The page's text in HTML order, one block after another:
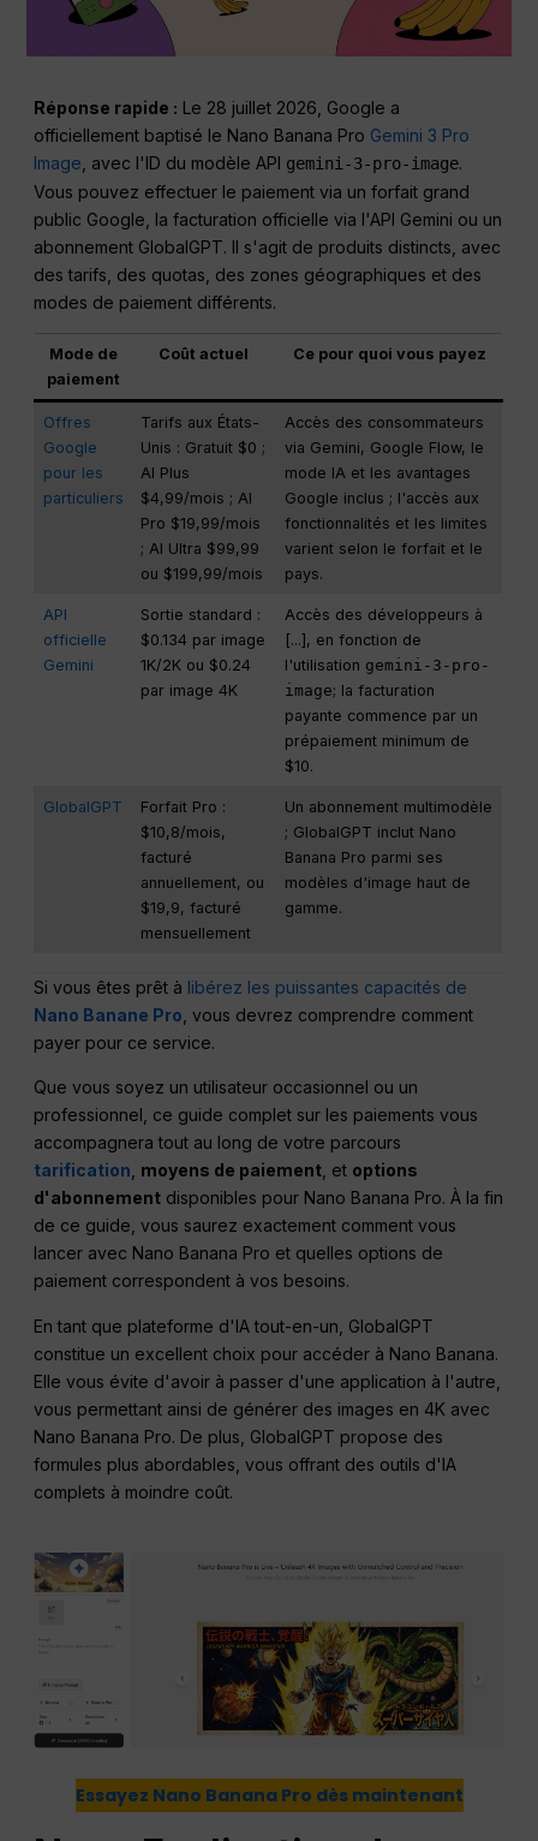
Réponse rapide : Le 28 juillet 2026, Google a
officiellement baptisé le Nano Banana Pro Gemini 3 Pro
Image , avec l'ID du modèle API gemini-3-pro-image.
Vous pouvez effectuer le paiement via un forfait grand
public Google, la facturation officielle via l'API Gemini ou un
abonnement GlobalGPT. Il s'agit de produits distincts, avec
des tarifs, des quotas, des zones géographiques et des
modes de paiement différents.
Mode de
paiement
Coût actuel Ce pour quoi vous payez
Offres
Google
pour les
particuliers
Tarifs aux États-
Unis : Gratuit $0 ;
AI Plus
$4,99/mois ; AI
Pro $19,99/mois
; AI Ultra $99,99
ou $199,99/mois
Accès des consommateurs
via Gemini, Google Flow, le
mode IA et les avantages
Google inclus ; l'accès aux
fonctionnalités et les limites
varient selon le forfait et le
pays.
API
officielle
Gemini
Sortie standard :
$0.134 par image
1K/2K ou $0.24
par image 4K
Accès des développeurs à
[...], en fonction de
l'utilisation gemini-3-pro-
image; la facturation
payante commence par un
prépaiement minimum de
$10.
GlobalGPT
Forfait Pro :
$10,8/mois,
facturé
annuellement, ou
$19,9, facturé
mensuellement
Un abonnement multimodèle
; GlobalGPT inclut Nano
Banana Pro parmi ses
modèles d'image haut de
gamme.
Si vous êtes prêt à libérez les puissantes capacités de
Nano Banane Pro , vous devrez comprendre comment
payer pour ce service.
Que vous soyez un utilisateur occasionnel ou un
professionnel, ce guide complet sur les paiements vous
accompagnera tout au long de votre parcours
tarification, moyens de paiement, et options
d'abonnement disponibles pour Nano Banana Pro. À la fin
de ce guide, vous saurez exactement comment vous
lancer avec Nano Banana Pro et quelles options de
paiement correspondent à vos besoins.
En tant que plateforme d'IA tout-en-un, GlobalGPT
constitue un excellent choix pour accéder à Nano Banana.
Elle vous évite d'avoir à passer d'une application à l'autre,
vous permettant ainsi de générer des images en 4K avec
Nano Banana Pro. De plus, GlobalGPT propose des
formules plus abordables, vous offrant des outils d'IA
complets à moindre coût.
Essayez Nano Banana Pro dès maintenant